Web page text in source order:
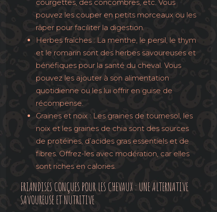
courgettes, des concombres, etc. Vous
pouvez les couper en petits morceaux ou les
râper pour faciliter la digestion.
Herbes fraîches : La menthe, le persil, le thym
et le romarin sont des herbes savoureuses et
bénéfiques pour la santé du cheval. Vous
pouvez les ajouter à son alimentation
quotidienne ou les lui offrir en guise de
récompense.
Graines et noix : Les graines de tournesol, les
noix et les graines de chia sont des sources
de protéines, d’acides gras essentiels et de
fibres. Offrez-les avec modération, car elles
sont riches en calories.
FRIANDISES CONÇUES POUR LES CHEVAUX : UNE ALTERNATIVE
SAVOUREUSE ET NUTRITIVE